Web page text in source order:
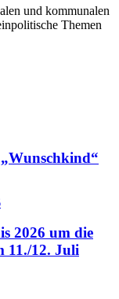
und kommunalen
Themen
2026 um die
11./12. Juli